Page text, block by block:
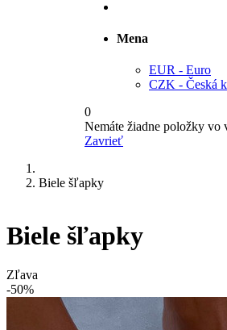
Mena
EUR - Euro
CZK - Česká
0
Nemáte žiadne položky vo
Zavrieť
Biele šľapky
Biele šľapky
Zľava
-50%